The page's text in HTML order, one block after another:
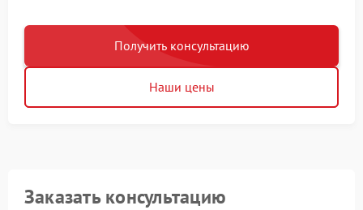
Получить консультацию
Наши цены
Заказать консультацию